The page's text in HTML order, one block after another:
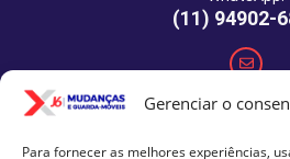
Gerenciar o
Para fornecer as melhores experiências,
(11) 94902-
E-mail: